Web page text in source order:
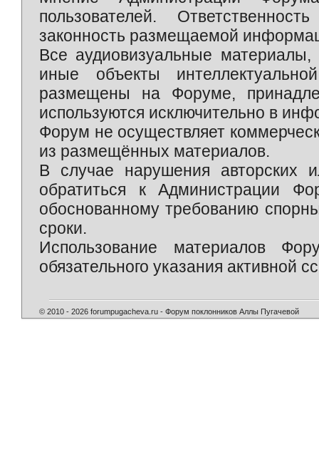
пользователей.
законность размещаемой
Все аудиовизуальные
иные объекты
размещены на Форуме,
используются исключительно в
Форум не осуществляет
из размещённых материалов.
В случае нарушения авторских
обратиться к Администрации
обоснованному требованию
сроки.
Использование материалов
обязательного указания активной
© 2010 - 2026 forumpugacheva.ru - Форум поклонников Аллы Пугачевой